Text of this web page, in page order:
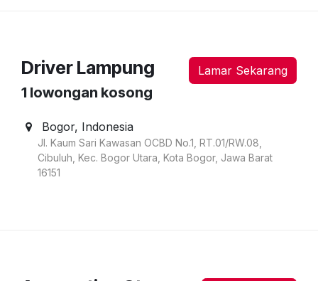
Driver Lampung Lamar Sekarang
1 lowongan kosong
Bogor, Indonesia
Jl. Kaum Sari Kawasan OCBD No.1, RT.01/RW.08,
Cibuluh, Kec. Bogor Utara, Kota Bogor, Jawa Barat
16151